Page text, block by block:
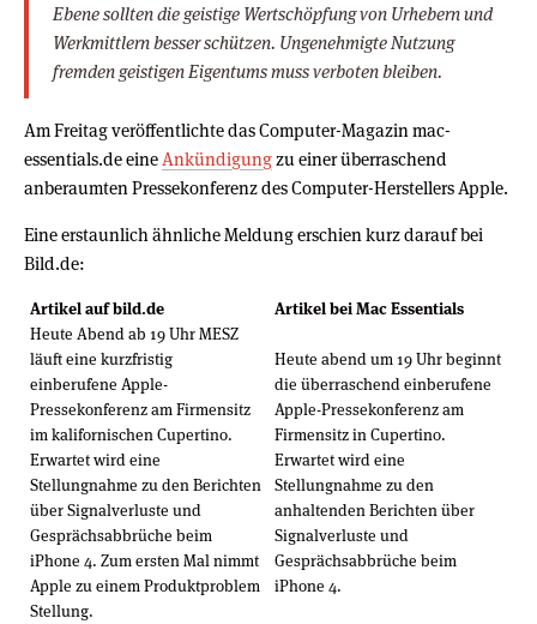
Ebene sollten die geistige Wertschöpfung von Urhebern und
Werkmittlern besser schützen. Ungenehmigte Nutzung
fremden geistigen Eigentums muss verboten bleiben.
Am Freitag veröffentlichte das Computer-Magazin mac-
essentials.de eine Ankündigung zu einer überraschend
anberaumten Pressekonferenz des Computer-Herstellers Apple.
Eine erstaunlich ähnliche Meldung erschien kurz darauf bei
Bild.de:
Artikel auf bild.de
Artikel bei Mac Essentials
Heute Abend ab 19 Uhr MESZ
läuft eine kurzfristig
einberufene Apple-
Pressekonferenz am Firmensitz
im kalifornischen Cupertino.
Erwartet wird eine
Stellungnahme zu den Berichten
über Signalverluste und
Gesprächsabbrüche beim
iPhone 4. Zum ersten Mal nimmt
Apple zu einem Produktproblem
Stellung.
Heute abend um 19 Uhr beginnt
die überraschend einberufene
Apple-Pressekonferenz am
Firmensitz in Cupertino.
Erwartet wird eine
Stellungnahme zu den
anhaltenden Berichten über
Signalverluste und
Gesprächsabbrüche beim
iPhone 4.